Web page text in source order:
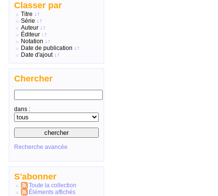
Classer par
Titre ↓↑
Série ↓↑
Auteur ↓↑
Éditeur ↓↑
Notation ↓↑
Date de publication ↓↑
Date d'ajout ↓↑
Chercher
dans :
Recherche avancée
S'abonner
Toute la collection
Éléments affichés